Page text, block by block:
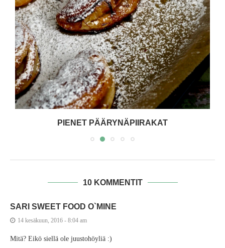
PIENET PÄÄRYNÄPIIRAKAT
10 KOMMENTIT
SARI SWEET FOOD O`MINE
14 kesäkuun, 2016 - 8:04 am
Mitä? Eikö siellä ole juustohöyliä :)